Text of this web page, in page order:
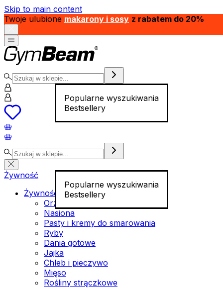
Skip to main content
Twoje ulubione makarony i sosy z rabatem do 20%
Popularne wyszukiwania
Bestsellery
Popularne wyszukiwania
Bestsellery
Żywność
Żywność funkcjonalna
Orzechy
Nasiona
Pasty i kremy do smarowania
Ryby
Dania gotowe
Jajka
Chleb i pieczywo
Mięso
Rośliny strączkowe